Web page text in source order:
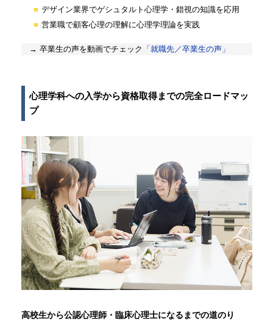
デザイン業界でゲシュタルト心理学・錯視の知識を応用
営業職で顧客心理の理解に心理学理論を実践
→ 卒業生の声を動画でチェック 「就職先／卒業生の声」
心理学科への入学から資格取得までの完全ロードマッ
プ
高校生から公認心理師・臨床心理士になるまでの道のり